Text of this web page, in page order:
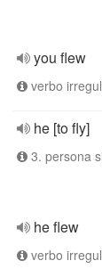
you flew
verbo
he [to fly]
3. persona
he flew
verbo